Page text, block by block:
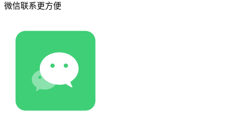
微信联系更方便